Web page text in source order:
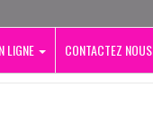
LIGNE CONTACTEZ NOUS